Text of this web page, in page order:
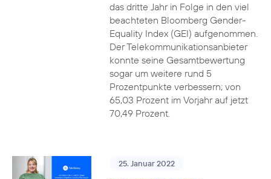
das dritte Jahr in Folge in den viel
beachteten Bloomberg Gender-
Equality Index (GEI) aufgenommen.
Der Telekommunikationsanbieter
konnte seine Gesamtbewertung
sogar um weitere rund 5
Prozentpunkte verbessern; von
65,03 Prozent im Vorjahr auf jetzt
70,49 Prozent.
25. Januar 2022